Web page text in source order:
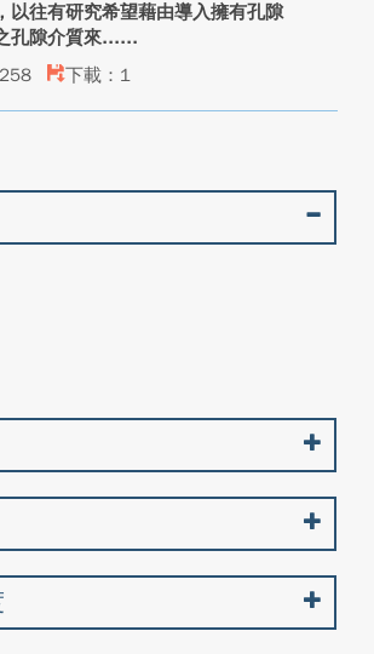
以往有研究希望藉由導入擁有孔隙
孔隙介質來...
下載：1